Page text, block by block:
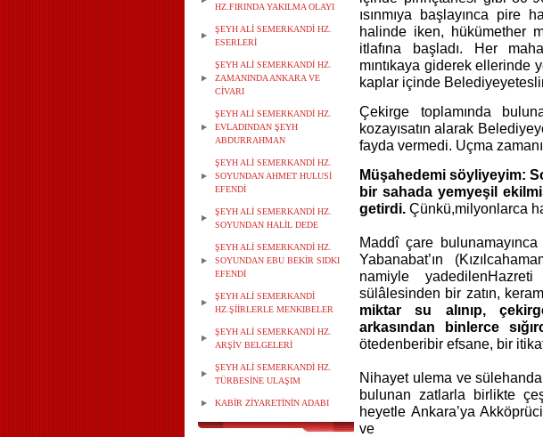
HZ.FIRINDA YAKILMA OLAYI
ŞEYH ALİ SEMERKANDİ HZ.
ESERLERİ
ŞEYH ALİ SEMERKANDİ HZ.
ZAMANINDA ANKARA VE
CİVARI
ŞEYH ALİ SEMERKANDİ HZ.
EVLADINDAN ŞEYH
ABDURRAHMAN
ŞEYH ALİ SEMERKANDİ HZ.
SOYUNDAN AHMET HULUSİ
EFENDİ
ŞEYH ALİ SEMERKANDİ HZ.
SOYUNDAN HALİL DEDE
ŞEYH ALİ SEMERKANDİ HZ.
SOYUNDAN EBU BEKİR SIDKI
EFENDİ
ŞEYH ALİ SEMERKANDİ
HZ.ŞİİRLERLE MENKIBELER
ŞEYH ALİ SEMERKANDİ HZ.
ARŞİV BELGELERİ
ŞEYH ALİ SEMERKANDİ HZ.
TÜRBESİNE ULAŞIM
KABİR ZİYARETİNİN ADABI
ısınmıya başlayınca pire
halinde iken, hükümether
itlafına
başladı. Her
mıntıkaya giderek ellerinde
kaplar içinde Belediyeye
Çekirge toplamında
kozayısatın alarak
fayda vermedi. Uçma zamanı
Müşahedemi söyliyeyim:
bir sahada yemyeşil
getirdi. Çünkü,milyonlarca
Maddî çare
Yabanabat’ın
namiyle yadedilen
sülâlesinden bir zatın,
miktar su alınıp,
arkasından binlerce
ötedenberibir efsane, bir
Nihayet ulema ve
bulunan zatlarla birlikte
heyetle Ankara’ya Akköprü
ve